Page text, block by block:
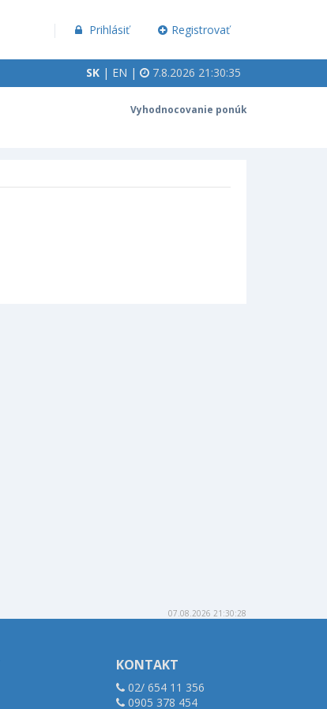
Prihlásiť Registrovať
SK | EN | 7.8.2026 21:30:35
Vyhodnocovanie ponúk
07.08.2026 21:30:28
KONTAKT
02/ 654 11 356
0905 378 454